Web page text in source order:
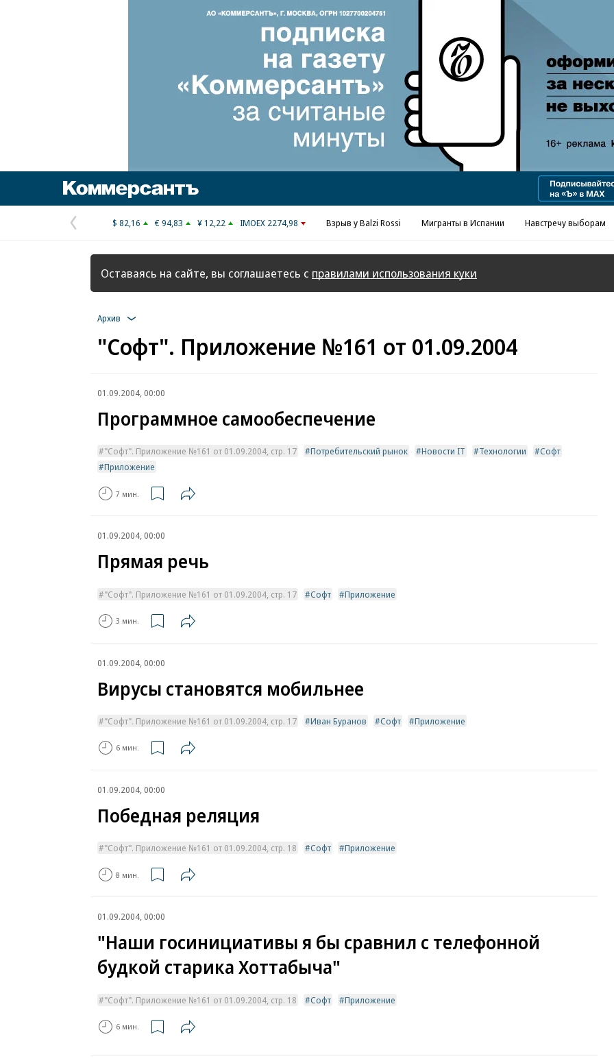
Реклама в «Ъ» www.kommersant.ru/ad
Предыдущая
страница
$ 82,16 € 94,83 ¥ 12,22 IMOEX 2274,98 Взрыв у Balzi Rossi Мигранты в Испании Навстречу выборам
Оставаясь на сайте, вы соглашаетесь с правилами использования куки
Архив
"Софт". Приложение №161 от 01.09.2004
01.09.2004, 00:00
Программное самообеспечение
"Софт". Приложение №161 от 01.09.2004, стр. 17 Потребительский рынок Новости IT Технологии
Софт
Приложение
7 мин.
01.09.2004, 00:00
Прямая речь
"Софт". Приложение №161 от 01.09.2004, стр. 17 Софт Приложение
3 мин.
01.09.2004, 00:00
Вирусы становятся мобильнее
"Софт". Приложение №161 от 01.09.2004, стр. 17 Иван Буранов Софт Приложение
6 мин.
01.09.2004, 00:00
Победная реляция
"Софт". Приложение №161 от 01.09.2004, стр. 18 Софт Приложение
8 мин.
01.09.2004, 00:00
"Наши госинициативы я бы сравнил с телефонной
будкой старика Хоттабыча"
"Софт". Приложение №161 от 01.09.2004, стр. 18 Софт Приложение
6 мин.